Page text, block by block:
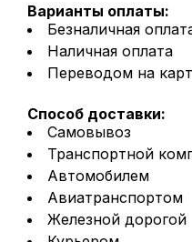
Варианты оплаты:
Безналичная
Наличная оплата
Переводом на
Способ доставки:
Самовывоз
Транспортной
Автомобилем
Авиатранспортом
Железной дорогой